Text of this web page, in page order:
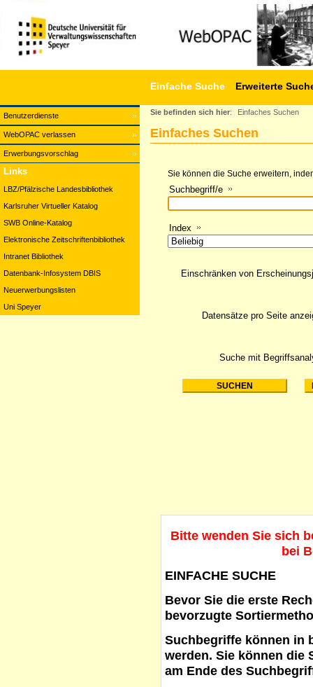
Benutzerdienste
WebOPAC verlassen
Erwerbungsvorschlag
Einfache Suche Erweiterte
Links
LBZ/Pfälzische Landesbibliothek
Karlsruher Virtueller Katalog
SWB Online-Katalog
Elektronische Zeitschriftenbibliothek
Intranet Bibliothek
Datenbank-Infosystem DBIS
Neuerwerbungslisten
Uni Speyer
Sie befinden sich hier: Einfaches Suchen
Einfaches Suchen
Sie können die Suche erweitern,
Suchbegriff/e
Index
Suche mit
Einschränken von
Datensätze pro Seite
Bitte wenden Sie sich
bei
EINFACHE SUCHE
Bevor Sie die erste
bevorzugte
Suchbegriffe können in
werden. Sie können die
am Ende des